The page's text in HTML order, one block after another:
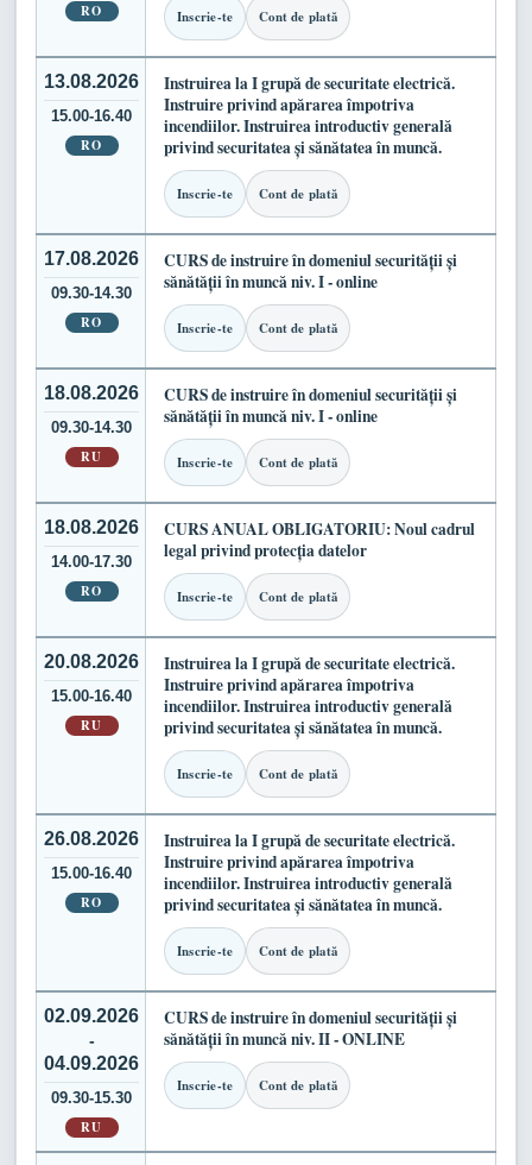
RO Inscrie-te Cont de plată
13.08.2026
15.00-16.40
RO
Instruirea la I grupă de securitate electrică.
Instruire privind apărarea împotriva
incendiilor. Instruirea introductiv generală
privind securitatea și sănătatea în muncă.
Inscrie-te Cont de plată
17.08.2026
09.30-14.30
RO
CURS de instruire în domeniul securității și
sănătății în muncă niv. I - online
Inscrie-te Cont de plată
18.08.2026
09.30-14.30
RU
CURS de instruire în domeniul securității și
sănătății în muncă niv. I - online
Inscrie-te Cont de plată
18.08.2026
14.00-17.30
RO
CURS ANUAL OBLIGATORIU: Noul cadrul
legal privind protecția datelor
Inscrie-te Cont de plată
20.08.2026
15.00-16.40
RU
Instruirea la I grupă de securitate electrică.
Instruire privind apărarea împotriva
incendiilor. Instruirea introductiv generală
privind securitatea și sănătatea în muncă.
Inscrie-te Cont de plată
26.08.2026
15.00-16.40
RO
Instruirea la I grupă de securitate electrică.
Instruire privind apărarea împotriva
incendiilor. Instruirea introductiv generală
privind securitatea și sănătatea în muncă.
Inscrie-te Cont de plată
02.09.2026
-
04.09.2026
09.30-15.30
RU
CURS de instruire în domeniul securității și
sănătății în muncă niv. II - ONLINE
Inscrie-te Cont de plată